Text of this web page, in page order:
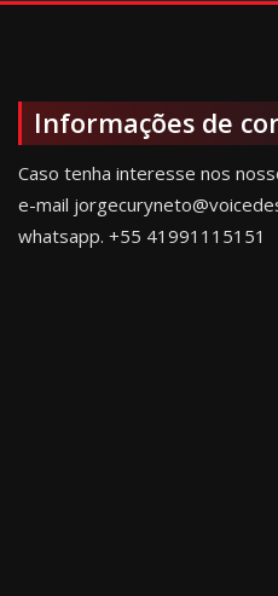
Informações de
Caso tenha interesse nos
e-mail
whatsapp. +55 41991115151